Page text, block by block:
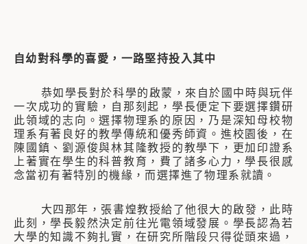
自幼對科學的喜愛，一路堅持投入其中
恭如學長對於科學的啟蒙，來自於國中時與玩伴
一次成功的實驗，自那刻起，學長便定下要選擇鑽研
此領域的志向。選擇物理系的原因，乃是深知母校物
理系有著良好的教學傳統和優秀師資。進校園後，在
陳國鎮、劉源俊與林其隆教授的教學下，更加印證系
上著實在學生的科普教育，費了諸多心力，學長很感
念當初有著特別的機緣，而選擇進了物理系就讀。
大四那年，張書煌教授給了他很大的啟發，此時
此刻，學長毅然決定前往光電領域發展。學長認為若
大學的知識不夠扎實，在研究所階段只得從頭來過，